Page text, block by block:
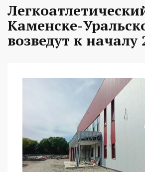
Каменске-
возведут к началу